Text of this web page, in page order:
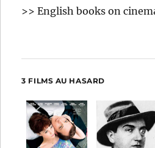
>> English books on
3 FILMS AU HASARD